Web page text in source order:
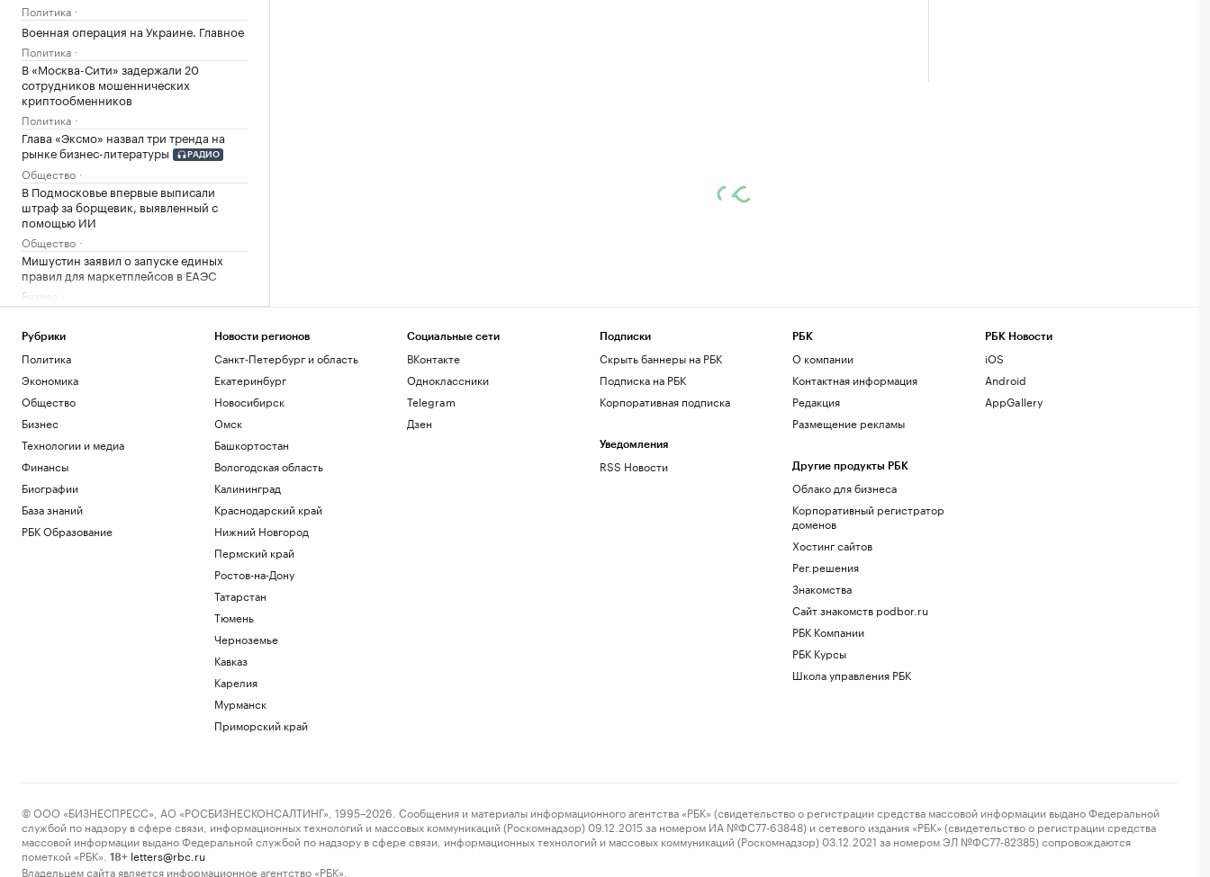
Политика
Военная операция на Украине. Главное
Политика
В «Москва-Сити» задержали 20
сотрудников мошеннических
криптообменников
Политика
Глава «Эксмо» назвал три тренда на
рынке бизнес-литературы
РАДИО
Общество
В Подмосковье впервые выписали
штраф за борщевик, выявленный с
помощью ИИ
Общество
Мишустин заявил о запуске единых
правил для маркетплейсов в ЕАЭС
Бизнес
Как облигационный долг помог решить
задачи реального бизнеса. Кейсы
В кабмине Литвы поспорили из-за
«российской угрозы»
Политика
Рост цен на жилье в июле охватил все
округа Москвы
Недвижимость
OpenAI выпустит умную колонку в
форме пончика стоимостью более
$300
Почему инвесторы выбирают офисы в
Патология управления: как высокие
Военная операция на Украине. Онлайн
Руководителю тоже нужно планировать
Рубрики
Политика
Экономика
Общество
Бизнес
Технологии и медиа
Финансы
Биографии
База знаний
РБК Образование
Новости регионов
Санкт-Петербург и область
Екатеринбург
Новосибирск
Омск
Башкортостан
Вологодская область
Калининград
Краснодарский край
Нижний Новгород
Пермский край
Ростов-на-Дону
Татарстан
Тюмень
Черноземье
Кавказ
Карелия
Мурманск
Приморский край
Социальные сети
ВКонтакте
Одноклассники
Telegram
Дзен
Подписки
Скрыть баннеры на РБК
Подписка на РБК
Корпоративная подписка
Уведомления
RSS Новости
РБК
О компании
Контактная информация
Редакция
Размещение рекламы
Другие продукты РБК
Облако для бизнеса
Корпоративный регистратор
доменов
Хостинг сайтов
Рег.решения
Знакомства
Сайт знакомств podbor.ru
РБК Компании
РБК Курсы
Школа управления РБК
РБК Новости
iOS
Android
AppGallery
© ООО «БИЗНЕСПРЕСС», АО «РОСБИЗНЕСКОНСАЛТИНГ», 1995–2026. Сообщения и материалы информационного агентства «РБК» (свидетельство о регистрации средства массовой информации выдано Федеральной
службой по надзору в сфере связи, информационных технологий и массовых коммуникаций (Роскомнадзор) 09.12.2015 за номером ИА №ФС77-63848) и сетевого издания «РБК» (свидетельство о регистрации средства
массовой информации выдано Федеральной службой по надзору в сфере связи, информационных технологий и массовых коммуникаций (Роскомнадзор) 03.12.2021 за номером ЭЛ №ФС77-82385) сопровождаются
пометкой «РБК».
18+ letters@rbc.ru
Владельцем сайта является информационное агентство «РБК».